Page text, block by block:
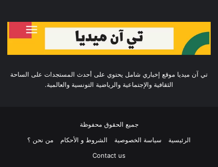
تي آن ميديا موقع إخباري شامل يحتوي على أحدث المستجدات على الساحة
الثقافية والإجتماعية والرياضية التونسية والعالمية.
جميع الحقوق محفوظة
الرئيسية
سياسة الخصوصية الشروط و الأحكام
من نحن ؟
Contact us